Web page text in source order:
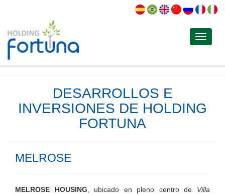
Toggle
DESARROLLOS E
INVERSIONES DE HOLDING
FORTUNA
MELROSE
MELROSE HOUSING , ubicado en pleno centro de Villa